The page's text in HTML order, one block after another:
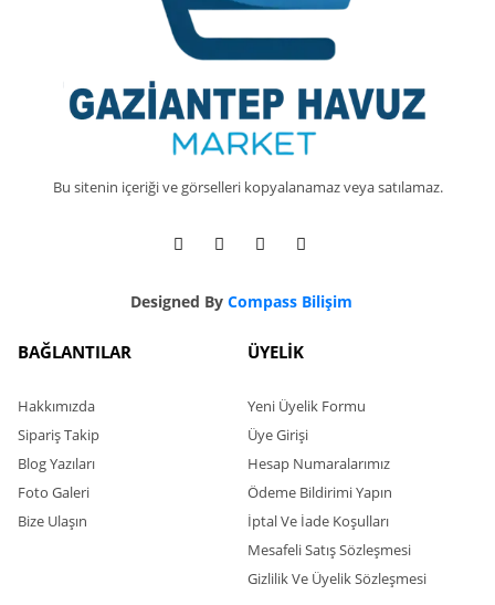
Bu sitenin içeriği ve görselleri kopyalanamaz veya satılamaz.
Designed ByCompass Bilişim
BAĞLANTILAR
Hakkımızda
Sipariş Takip
Blog Yazıları
Foto Galeri
Bize Ulaşın
ÜYELİK
Yeni Üyelik Formu
Üye Girişi
Hesap Numaralarımız
Ödeme Bildirimi Yapın
İptal Ve İade Koşulları
Mesafeli Satış Sözleşmesi
Gizlilik Ve Üyelik Sözleşmesi